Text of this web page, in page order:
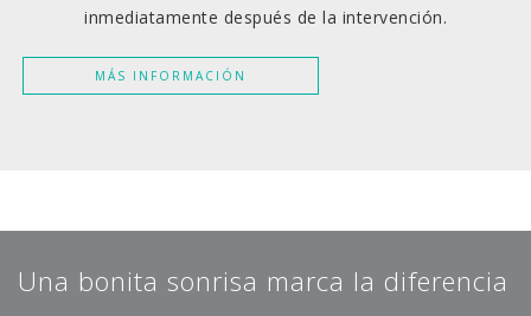
inmediatamente después de la intervención.
MÁS INFORMACIÓN
Una bonita sonrisa marca la diferencia